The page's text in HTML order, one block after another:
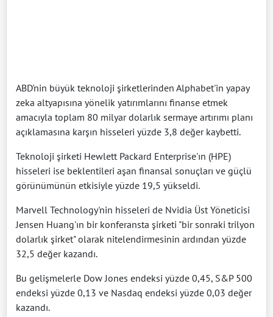
ABD'nin büyük teknoloji şirketlerinden Alphabet'in yapay
zeka altyapısına yönelik yatırımlarını finanse etmek
amacıyla toplam 80 milyar dolarlık sermaye artırımı planı
açıklamasına karşın hisseleri yüzde 3,8 değer kaybetti.
Teknoloji şirketi Hewlett Packard Enterprise'ın (HPE)
hisseleri ise beklentileri aşan finansal sonuçları ve güçlü
görünümünün etkisiyle yüzde 19,5 yükseldi.
Marvell Technology'nin hisseleri de Nvidia Üst Yöneticisi
Jensen Huang'ın bir konferansta şirketi "bir sonraki trilyon
dolarlık şirket" olarak nitelendirmesinin ardından yüzde
32,5 değer kazandı.
Bu gelişmelerle Dow Jones endeksi yüzde 0,45, S&P 500
endeksi yüzde 0,13 ve Nasdaq endeksi yüzde 0,03 değer
kazandı.